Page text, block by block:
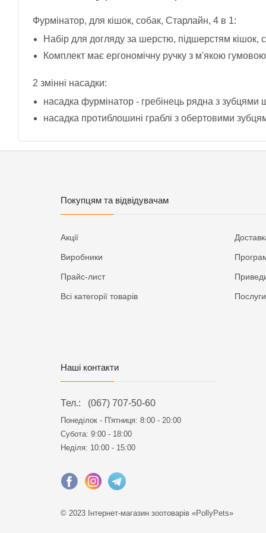
Фурмінатор, для кішок, собак, Старлайн, 4 в 1:
Набір для догляду за шерстю, підшерстям кішок,
Комплект має ергономічну ручку з м'якою
2 змінні насадки:
насадка фурмінатор - гребінець рядна з зубцями
насадка протиблошині граблі з обертовими
Покупцям та відвідувачам
Акції
Виробники
Прайс-лист
Всі категорії товарів Послуги
Наші контакти
Тел.: (067) 707-50-60
Понеділок - П'ятниця: 8:00 - 20:00
Субота: 9:00 - 18:00
Неділя: 10:00 - 15:00
© 2023 Інтернет-магазин зоотоварів «PollyPets»